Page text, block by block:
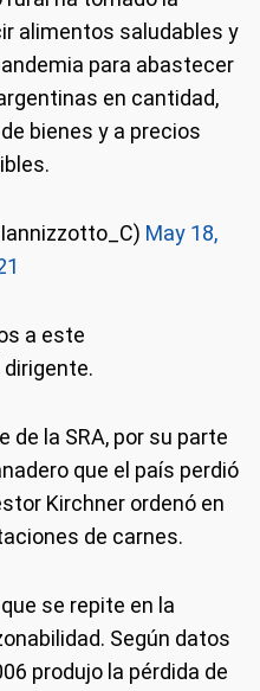
alimentos saludables y
para abastecer
en cantidad,
bienes y a precios
May 18,
a este
de la SRA, por su parte
que el país perdió
Kirchner ordenó en
de carnes.
se repite en la
Según datos
produjo la pérdida de